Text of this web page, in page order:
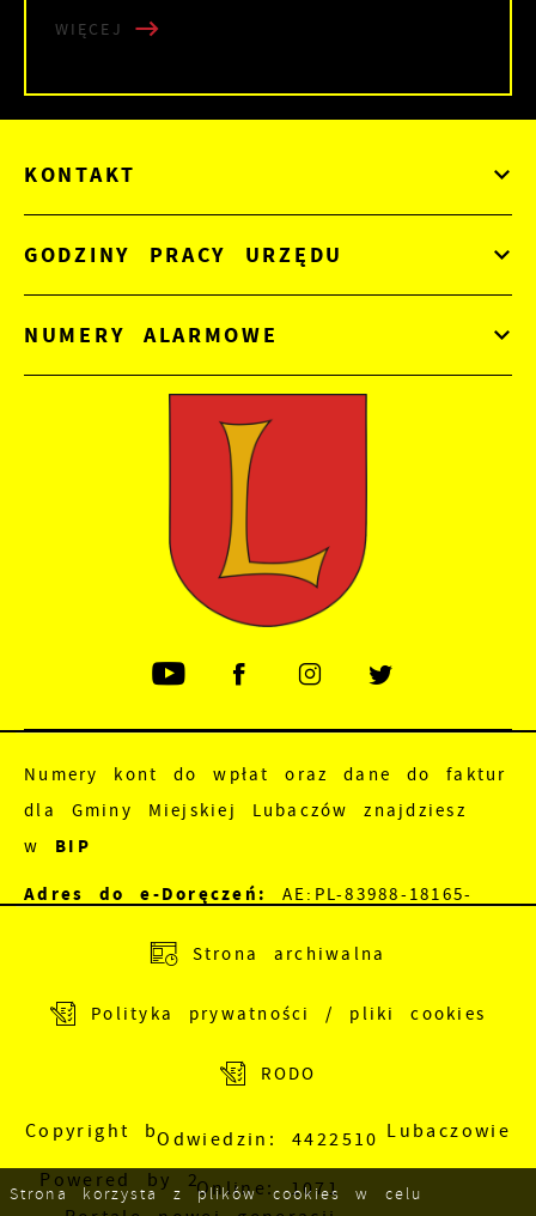
WIĘCEJ
KONTAKT
GODZINY PRACY URZĘDU
NUMERY ALARMOWE
Numery kont do wpłat oraz dane do faktur
dla Gminy Miejskiej Lubaczów znajdziesz
w BIP
Adres do e-Doręczeń:
AE:PL-83988-18165-
/nu5a8dv89f/SkrytkaESP
Strona archiwalna
Polityka prywatności / pliki cookies
RODO
Odwiedzin: 4422510
Online: 1071
Copyright by Urząd Miejski w Lubaczowie
Powered by 2ClickPortal
Strona korzysta z plików cookies w celu